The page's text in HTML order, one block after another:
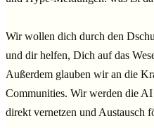
Wir wollen dich durch den
und dir helfen, Dich auf das
Außerdem glauben wir an die
Communities. Wir werden die
direkt vernetzen und Austausch